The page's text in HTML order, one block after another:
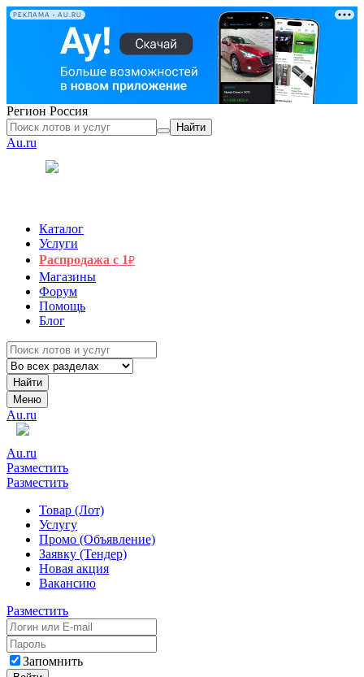
РЕКЛАМА • AU.RU
Регион Россия
Найти
Au.ru
Каталог
Услуги
Распродажа с 1₽
Магазины
Форум
Помощь
Блог
Найти
Меню
Au.ru
Au.ru
Разместить
Разместить
Товар (Лот)
Услугу
Промо (Объявление)
Заявку (Тендер)
Новая акция
Вакансию
Разместить
Запомнить